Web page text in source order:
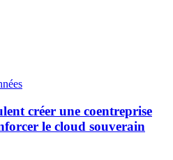
créer une coentreprise
le cloud souverain